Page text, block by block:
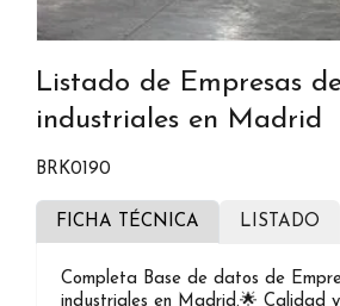
Listado de Empresas
industriales en Madrid
BRK0190
FICHA TÉCNICA LISTADO
Completa Base de datos de
industriales en Madrid.🌟 Calidad